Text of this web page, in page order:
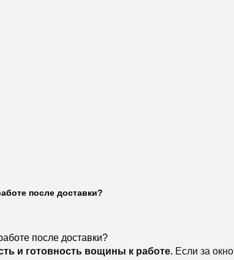
после доставки?
после доставки?
и готовность вощины к работе. Если за